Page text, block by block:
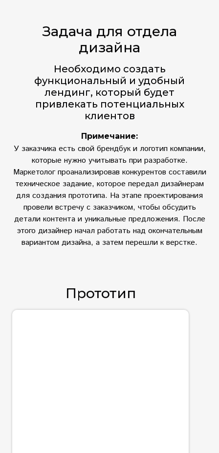
Задача для отдела
дизайна
Необходимо создать
функциональный и удобный
лендинг, который будет
привлекать потенциальных
клиентов
Примечание:
У заказчика есть свой брендбук и логотип компании,
которые нужно учитывать при разработке.
Маркетолог проанализировав конкурентов составили
техническое задание, которое передал дизайнерам
для создания прототипа. На этапе проектирования
провели встречу с заказчиком, чтобы обсудить
детали контента и уникальные предложения. После
этого дизайнер начал работать над окончательным
вариантом дизайна, а затем перешли к верстке.
Прототип